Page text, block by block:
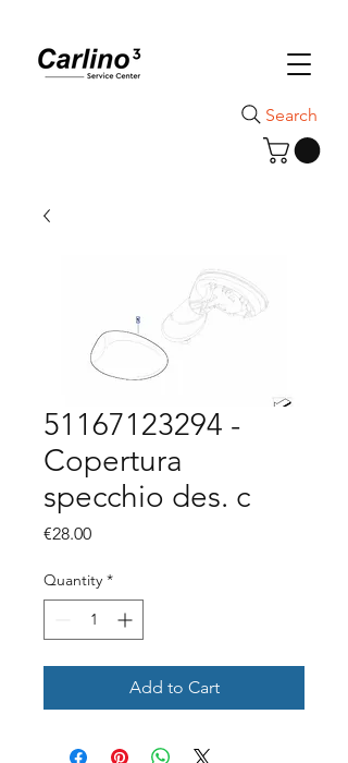
Search
51167123294 -
Copertura
specchio des. c
€28.00Price
Quantity *
Add to Cart